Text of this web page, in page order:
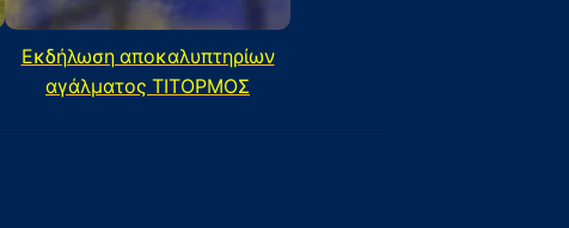
Εκδήλωση αποκαλυπτηρίων
αγάλματος ΤΙΤΟΡΜΟΣ